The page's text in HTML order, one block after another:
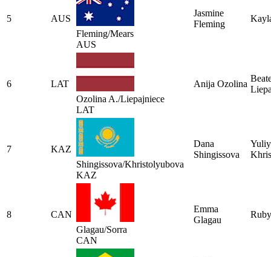
5
AUS
Fleming/Mears
AUS
Jasmine
Fleming
6
LAT
Ozolina A./Liepajniece
LAT
Anija Ozolina
7
KAZ
Shingissova/Khristolyubova
KAZ
Dana
Shingissova
8
CAN
Glagau/Sorra
CAN
Emma
Glagau